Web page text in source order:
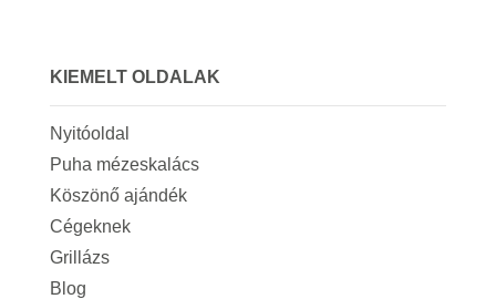
KIEMELT OLDALAK
Nyitóoldal
Puha mézeskalács
Köszönő ajándék
Cégeknek
Grillázs
Blog